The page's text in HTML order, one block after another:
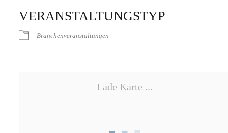
VERANSTALTUNGSTYP
Branchenveranstaltungen
Lade Karte ...